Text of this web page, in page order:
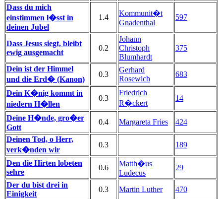
Dass du mich
einstimmen l�sst in
deinen Jubel
1.4
Kommunit�t
Gnadenthal
597
Dass Jesus siegt, bleibt
ewig ausgemacht
0.2
Johann
Christoph
Blumhardt
375
Dein ist der Himmel
und die Erd� (Kanon)
0.3
Gerhard
Rosewich
683
Dein K�nig kommt in
niedern H�llen
0.3
Friedrich
R�ckert
14
Deine H�nde, gro�er
Gott
0.4 Margareta Fries 424
Deinen Tod, o Herr,
verk�nden wir
0.3 189
Den die Hirten lobeten
sehre
0.6
Matth�us
Ludecus
29
Der du bist drei in
Einigkeit
0.3 Martin Luther
470